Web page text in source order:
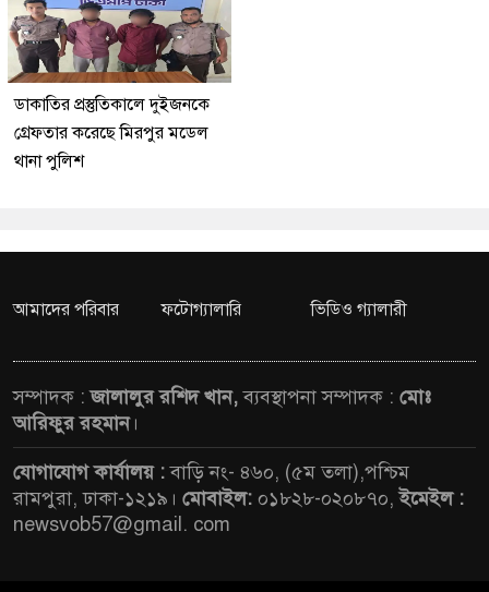
ডাকাতির প্রস্তুতিকালে দুইজনকে
গ্রেফতার করেছে মিরপুর মডেল
থানা পুলিশ
আমাদের পরিবার ফটোগ্যালারি ভিডিও গ্যালারী
সম্পাদক :জালালুর রশিদ খান,ব্যবস্থাপনা সম্পাদক : মোঃ
আরিফুর রহমান।
যোগাযোগ কার্যালয় :বাড়ি নং- ৪৬০, (৫ম তলা),পশ্চিম
রামপুরা, ঢাকা-১২১৯। মোবাইল: ০১৮২৮-০২০৮৭০,ইমেইল :
newsvob57@gmail. com